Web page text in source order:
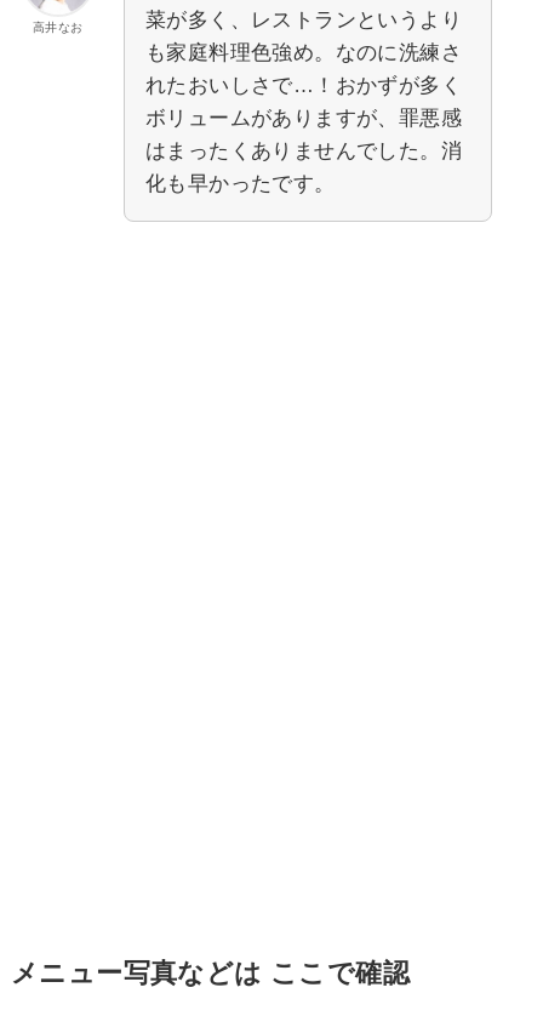
高井なお
菜が多く、レストランというより
も家庭料理色強め。なのに洗練さ
れたおいしさで…！おかずが多く
ボリュームがありますが、罪悪感
はまったくありませんでした。消
化も早かったです。
メニュー写真などは ここで確認